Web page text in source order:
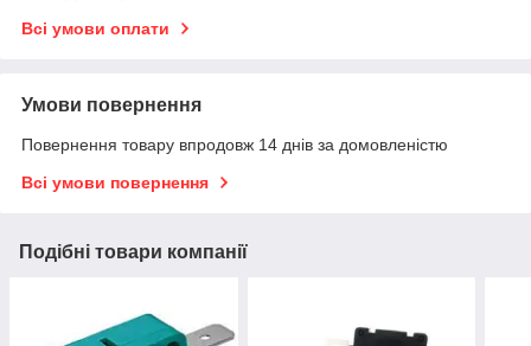
Всі умови оплати
Умови повернення
Повернення товару впродовж 14 днів за домовленістю
Всі умови повернення
Подібні товари компанії